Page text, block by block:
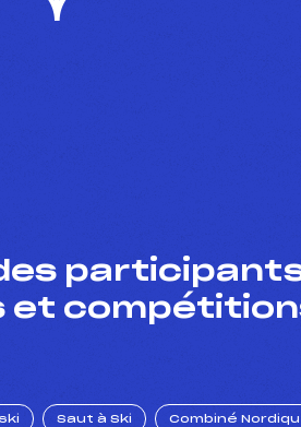
participants
et
Saut à Ski Combiné